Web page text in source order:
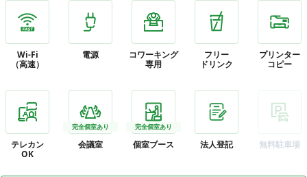
Wi-Fi
（高速）
電源
コワーキング
専用
フリー
ドリンク
プリンター
コピー
テレカン
OK
会議室
完全個室あり
個室ブース
完全個室あり
法人登記 無料駐車場